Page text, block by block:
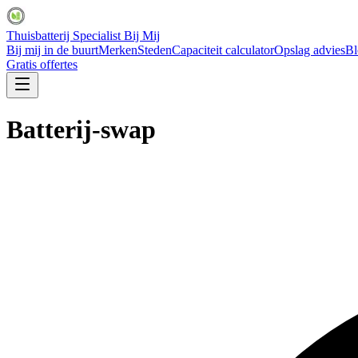
Thuisbatterij Specialist Bij Mij
Bij mij in de buurtMerkenStedenCapaciteit calculatorOpslag advies
Gratis offertes
Batterij-swap